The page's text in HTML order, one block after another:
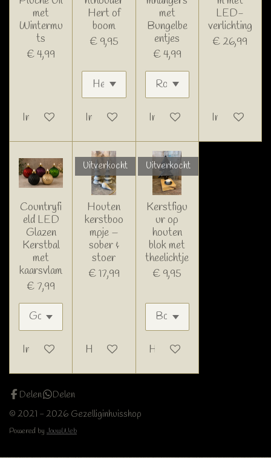
met
Wintermu
ts
€ 4,99
In winkelwagen
Hert of
boom
€ 9,95
In winkelwagen
met
Bungelbe
entjes
€ 4,99
In winkelwagen
LED-
verlichting
€ 26,99
In
Countryfi
eld LED
Glazen
Kerstbal
met
kaarsvlam
€ 7,99
In winkelwagen
Uitverkocht
Houten
kerstboo
mpje –
sober &
stoer
€ 17,99
Houd mij op de hoogte
Uitverkocht
Kerstfigu
ur op
houten
blok met
theelichtje
€ 9,95
Houd mij op de hoogte
Delen
Delen
© 2021 - 2026 Gezelliginhuisshop
Powered by JouwWeb